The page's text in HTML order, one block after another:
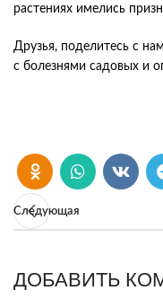
растениях имелись
Друзья, поделитесь с
с болезнями садовых и
Следующая
ДОБАВИТЬ